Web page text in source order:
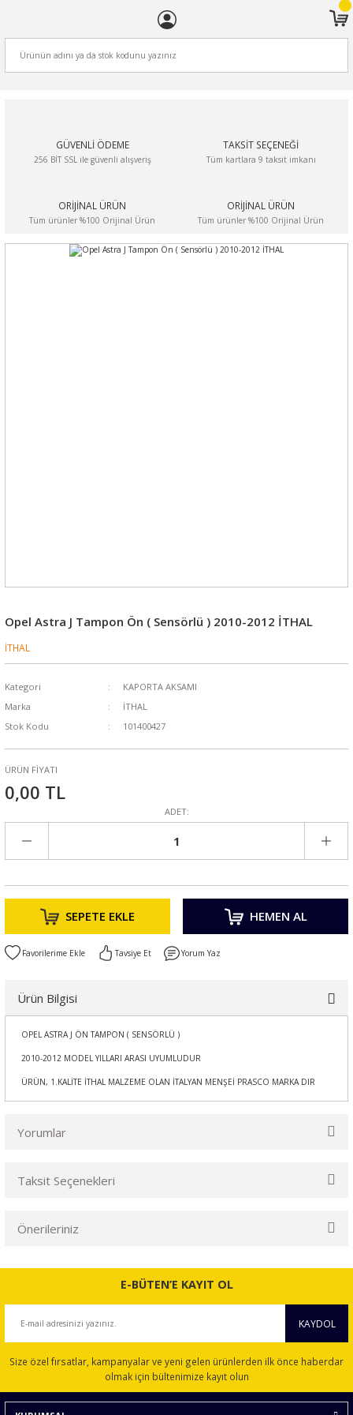
GÜVENLİ ÖDEME
256 BİT SSL ile güvenli alışveriş
TAKSİT SEÇENEĞİ
Tüm kartlara 9 taksit imkanı
ORİJİNAL ÜRÜN
Tüm ürünler %100 Orijinal Ürün
ORİJİNAL ÜRÜN
Tüm ürünler %100 Orijinal Ürün
Opel Astra J Tampon Ön ( Sensörlü ) 2010-2012 İTHAL
İTHAL
Kategori
KAPORTA AKSAMI
Marka
İTHAL
Stok Kodu
101400427
ÜRÜN FİYATI
0,00 TL
ADET:
SEPETE EKLE HEMEN AL
Tavsiye Et Yorum Yaz
Ürün Bilgisi
OPEL ASTRA J ÖN TAMPON ( SENSÖRLÜ )
2010-2012 MODEL YILLARI ARASI UYUMLUDUR
ÜRÜN, 1.KALİTE İTHAL MALZEME OLAN İTALYAN MENŞEİ PRASCO MARKA DIR
Yorumlar
Taksit Seçenekleri
Önerileriniz
Bu ürünün fiyat bilgisi, resim, ürün açıklamalarında ve diğer
konularda yetersiz gördüğünüz noktaları öneri formunu
Ürün açıklamasında eksik bilgiler bulunuyor.
Ürün bilgilerinde hatalar bulunuyor.
E-BÜTEN’E KAYIT OL
KAYDOL
Size özel fırsatlar, kampanyalar ve yeni gelen ürünlerden ilk önce haberdar
olmak için bültenimize kayıt olun